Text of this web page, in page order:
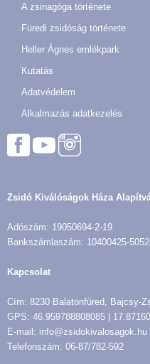
A zsinagóga története
Füredi zsidóság története
Heller Ágnes emlékpark
Kutatás
Adatvédelem
Alkalmazás adatkezelés
Zsidó Kiválóságok Háza
Adószám: 19050694-2-19
Bankszámlaszám: 10400425-
Kapcsolat
Cím: 8230 Balatonfüred, Bajcsy-
GPS: 46.959788808085 |
E-mail: info@zsidokivalosagok.hu
Telefonszám: 06-87/782-592